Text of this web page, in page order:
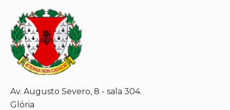
Av. Augusto Severo, 8 - sala 304.
Glória